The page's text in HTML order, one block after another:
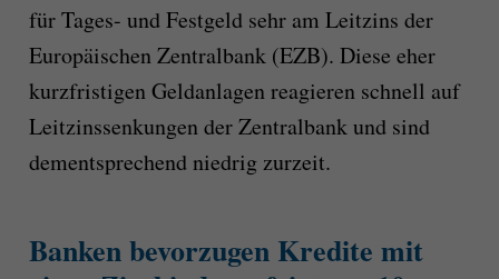
für Tages- und Festgeld sehr am Leitzins der
Europäischen Zentralbank (EZB). Diese eher
kurzfristigen Geldanlagen reagieren schnell auf
Leitzinssenkungen der Zentralbank und sind
dementsprechend niedrig zurzeit.
Banken bevorzugen Kredite mit